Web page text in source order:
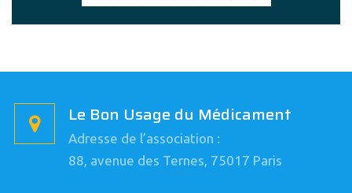
Le Bon Usage du Médicament
Adresse de l’association :
88, avenue des Ternes, 75017 Paris